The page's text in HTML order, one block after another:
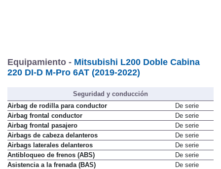
Equipamiento - Mitsubishi L200 Doble Cabina
220 DI-D M-Pro 6AT (2019-2022)
Seguridad y conducción
Airbag de rodilla para conductor
De serie
Airbag frontal conductor
De serie
Airbag frontal pasajero
De serie
Airbags de cabeza delanteros
De serie
Airbags laterales delanteros
De serie
Antibloqueo de frenos (ABS)
De serie
Asistencia a la frenada (BAS)
De serie